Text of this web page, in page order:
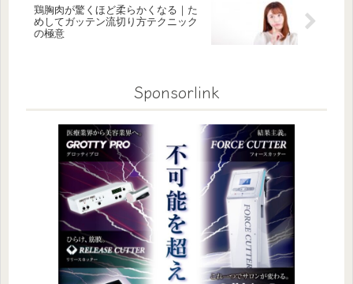
鶏胸肉が驚くほど柔らかくなる｜た
めしてガッテン流切り方テクニック
の極意
Sponsorlink